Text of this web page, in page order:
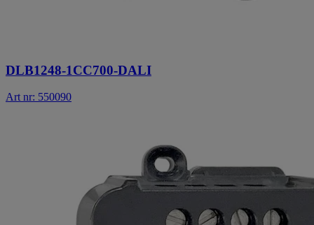
DLB1248-1CC700-DALI
Art nr: 550090